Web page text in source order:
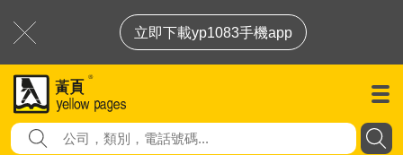
立即下載yp1083手機app